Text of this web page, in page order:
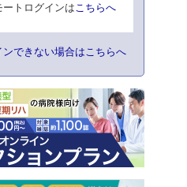
ートログインはこちらへ
ンできない場合はこちらへ